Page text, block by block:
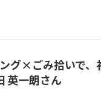
グ×ごみ拾いで、
英一朗さん